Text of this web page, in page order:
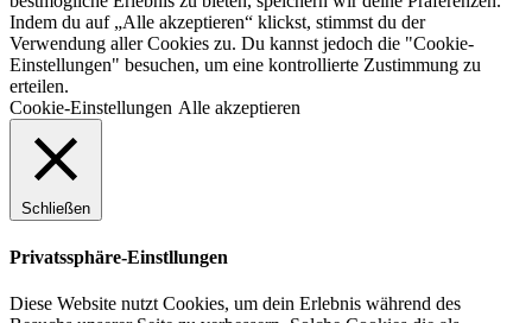
Indem du auf „Alle akzeptieren“ klickst, stimmst du der
Verwendung aller Cookies zu. Du kannst jedoch die "Cookie-
Einstellungen" besuchen, um eine kontrollierte Zustimmung zu
erteilen.
Cookie-Einstellungen Alle akzeptieren
Schließen
Privatssphäre-Einstllungen
Diese Website nutzt Cookies, um dein Erlebnis während des